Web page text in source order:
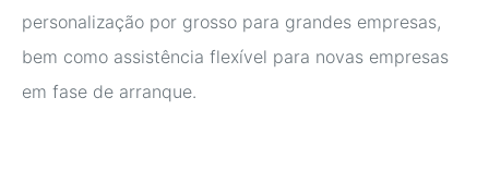
personalização por grosso para grandes empresas,
bem como assistência flexível para novas empresas
em fase de arranque.